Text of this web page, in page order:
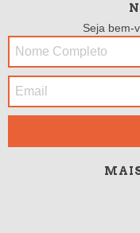
Seja bem-